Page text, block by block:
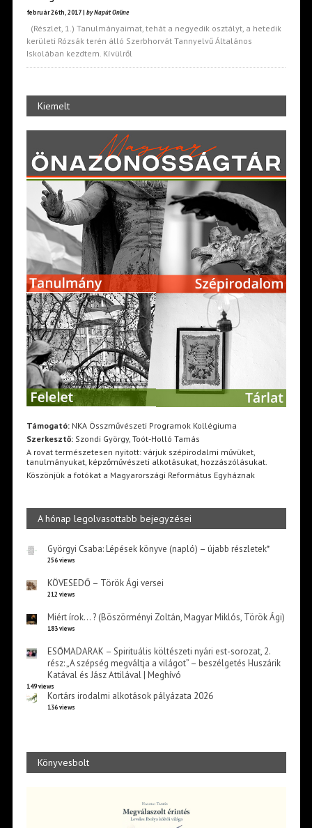
február 26th, 2017 | by Napút Online
(Részlet, 1.) Tanulmányaimat, tehát a negyedik osztályt, a hetedik
kerületi Rózsák terén álló Szerbhorvát Tannyelvű Általános
Iskolában kezdtem. Kívülről
Kiemelt
Támogató:NKA Összművészeti Programok Kollégiuma
Szerkesztő:Szondi György, Toót-Holló Tamás
A rovat természetesen nyitott: várjuk szépirodalmi művüket,
tanulmányukat, képzőművészeti alkotásukat, hozzászólásukat.
Köszönjük a fotókat a Magyarországi Református Egyháznak
A hónap legolvasottabb bejegyzései
Györgyi Csaba: Lépések könyve (napló) – újabb részletek*
256 views
KÖVESEDŐ – Török Ági versei
212 views
Miért írok… ? (Böszörményi Zoltán, Magyar Miklós, Török Ági)
183 views
ESŐMADARAK – Spirituális költészeti nyári est-sorozat, 2.
rész: „A szépség megváltja a világot” – beszélgetés Huszárik
Katával és Jász Attilával | Meghívó
149 views
Kortárs irodalmi alkotások pályázata 2026
136 views
Könyvesbolt